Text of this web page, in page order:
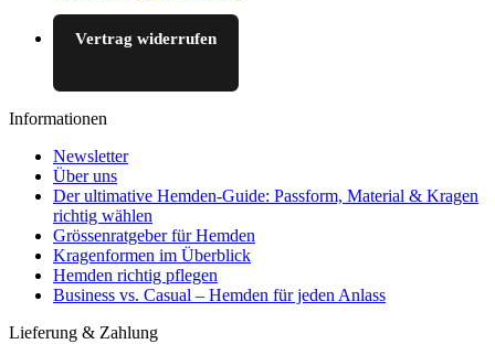
Vertrag widerrufen
Informationen
Newsletter
Über uns
Der ultimative Hemden-Guide: Passform, Material & Kragen
richtig wählen
Grössenratgeber für Hemden
Kragenformen im Überblick
Hemden richtig pflegen
Business vs. Casual – Hemden für jeden Anlass
Lieferung & Zahlung